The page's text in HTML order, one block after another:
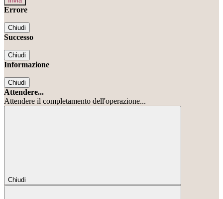
Errore
Chiudi
Successo
Chiudi
Informazione
Chiudi
Attendere...
Attendere il completamento dell'operazione...
Chiudi